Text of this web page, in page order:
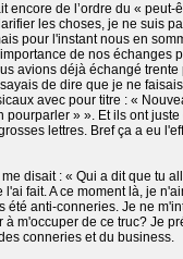
encore de l’ordre du « peut-
les choses, je ne suis
pour l'instant nous en
de nos échanges
avions déjà échangé
de dire que je ne
avec pour titre : «
» ». Et ils ont
lettres. Bref ça a eu
disait : « Qui a dit que tu
fait. A ce moment là, je
anti-conneries. Je ne
m'occuper de ce truc? Je
conneries et du business.